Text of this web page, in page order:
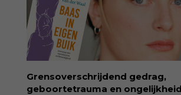
aandacht voor ontwikkeling,
neurodivergentie en medische
helpt ze hardnekkige
laten en maakt ze van eten weer
moment van verbinding. Bestel
boekhandel! Lees meer over
kiind.nl/rolinde
Grensoverschrijdend gedrag,
geboortetrauma en